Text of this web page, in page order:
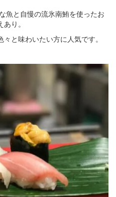
魚と自慢の流氷南鮪を使ったお
り。
と味わいたい方に人気です。